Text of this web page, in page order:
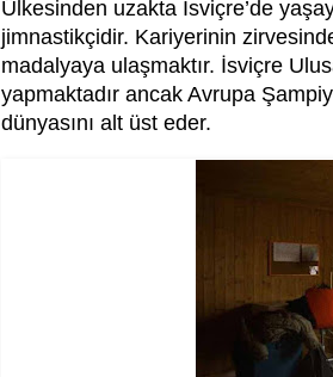
Ülkesinden uzakta İsviçre’de
jimnastikçidir. Kariyerinin
madalyaya ulaşmaktır. İsviçre
yapmaktadır ancak Avrupa
dünyasını alt üst eder.